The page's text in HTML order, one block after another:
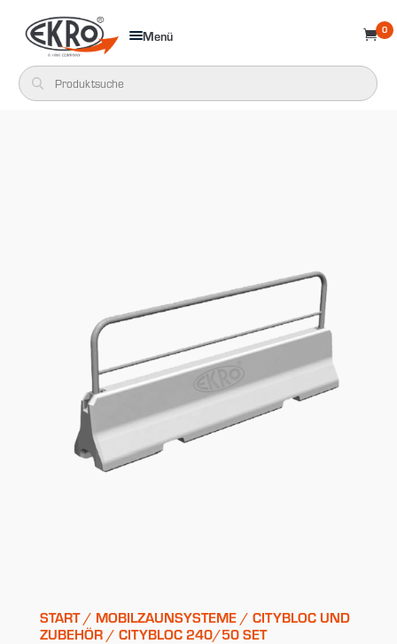
Menü  0
START/ MOBILZAUNSYSTEME/ CITYBLOC UND
ZUBEHÖR/ CITYBLOC 240/50 SET